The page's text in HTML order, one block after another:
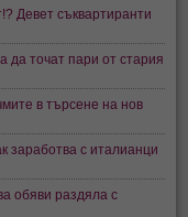
Девет съквартиранти
да точат пари от стария
в търсене на нов
заработва с италианци
обяви раздяла с